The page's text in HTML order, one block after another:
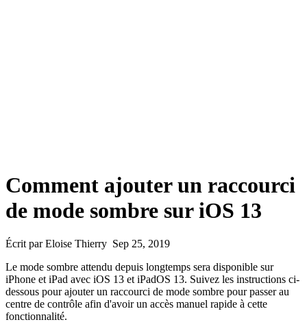
Comment ajouter un raccourci
de mode sombre sur iOS 13
Écrit par Eloise Thierry Sep 25, 2019
Le mode sombre attendu depuis longtemps sera disponible sur
iPhone et iPad avec iOS 13 et iPadOS 13. Suivez les instructions ci-
dessous pour ajouter un raccourci de mode sombre pour passer au
centre de contrôle afin d'avoir un accès manuel rapide à cette
fonctionnalité.